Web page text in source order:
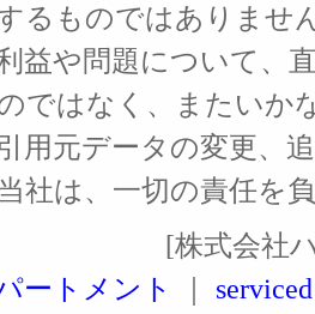
るものではありませ
益や問題について、
ではなく、またいか
用元データの変更、
社は、一切の責任を
[株式会社
ートメント